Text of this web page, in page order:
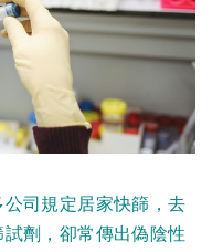
司規定居家快篩，去
劑，卻常傳出偽陰性